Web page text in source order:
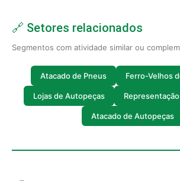
🔗 Setores relacionados
Segmentos com atividade similar ou
Atacado de Pneus Ferro-Velhos
Lojas de Autopeças
Atacado de Autopeças